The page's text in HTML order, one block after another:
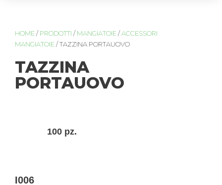
HOME / PRODOTTI / MANGIATOIE /ACCESSORI
MANGIATOIE / TAZZINA PORTAUOVO
TAZZINA
PORTAUOVO
100 pz.
I006